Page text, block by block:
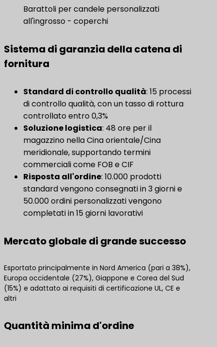
Barattoli per candele personalizzati
all'ingrosso - coperchi
Sistema di garanzia della catena di
fornitura
Standard di controllo qualità​: 15 processi
di controllo qualità, con un tasso di rottura
controllato entro 0,3%
Soluzione logistica: 48 ore per il
magazzino nella Cina orientale/Cina
meridionale, supportando termini
commerciali come FOB e CIF
​Risposta all'ordine​​: 10.000 prodotti
standard vengono consegnati in 3 giorni e
50.000 ordini personalizzati vengono
completati in 15 giorni lavorativi
Mercato globale di grande successo
Esportato principalmente in Nord America (pari a 38%),
Europa occidentale (27%), Giappone e Corea del Sud
(15%) e adattato ai requisiti di certificazione UL, CE e
altri
Quantità minima d'ordine